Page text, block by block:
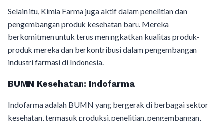
Selain itu, Kimia Farma juga aktif dalam penelitian dan
pengembangan produk kesehatan baru. Mereka
berkomitmen untuk terus meningkatkan kualitas produk-
produk mereka dan berkontribusi dalam pengembangan
industri farmasi di Indonesia.
BUMN Kesehatan: Indofarma
Indofarma adalah BUMN yang bergerak di berbagai sektor
kesehatan, termasuk produksi, penelitian, pengembangan,